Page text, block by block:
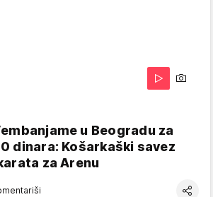
u Beogradu za
dinara: Košarkaški savez
za Arenu